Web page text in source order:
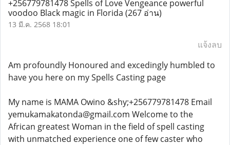
+256779781478 Spells of Love Vengeance powerful
voodoo Black magic in Florida (267 อ่าน)
13 มี.ค. 2568 18:01
แจ้งลบ
Am profoundly Honoured and excedingly humbled to
have you here on my Spells Casting page
My name is MAMA Owino &shy;+256779781478 Email
yemukamakatonda@gmail.com Welcome to the
African greatest Woman in the field of spell casting
with unmatched experience one of few caster who